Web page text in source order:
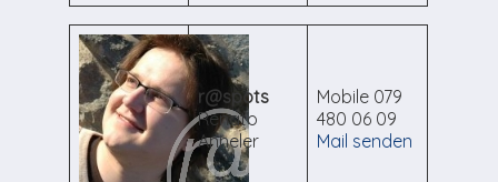
r@spots
Renato
Anneler
Mobile 079
480 06 09
Mail senden